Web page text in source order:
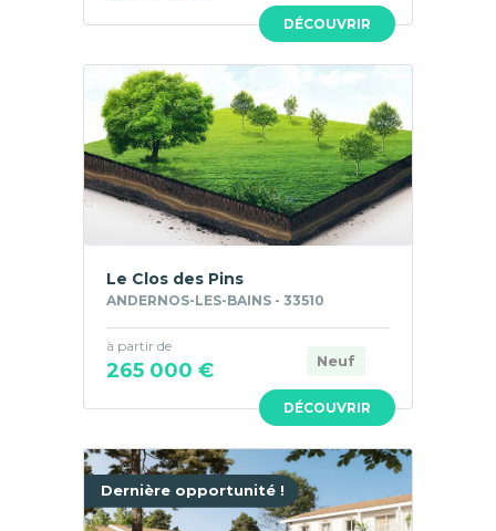
DÉCOUVRIR
DÉCOUVRIR
Le Clos des Pins
ANDERNOS-LES-BAINS - 33510
Neuf
à partir de
265 000 €
Dernière opportunité !